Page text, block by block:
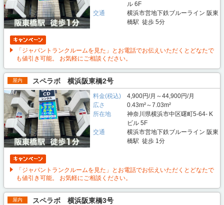
ル 6F
交通
横浜市営地下鉄ブルーライン 阪東
橋駅 徒歩 5分
「ジャパントランクルームを見た」とお電話でお伝えいただくとどなたで
も値引き可能。 お気軽にご相談ください。
屋内 スペラボ 横浜阪東橋2号
料金(税込)
4,900円/月～44,900円/月
広さ
0.43m²～7.03m²
所在地
神奈川県横浜市中区曙町5-64- K
ビル 5F
交通
横浜市営地下鉄ブルーライン 阪東
橋駅 徒歩 1分
「ジャパントランクルームを見た」とお電話でお伝えいただくとどなたで
も値引き可能。 お気軽にご相談ください。
屋内 スペラボ 横浜阪東橋3号